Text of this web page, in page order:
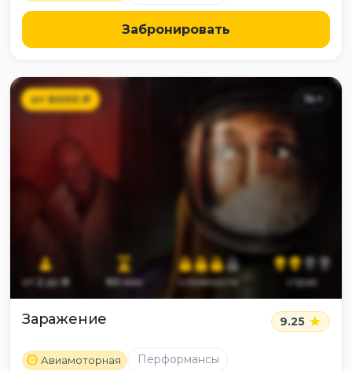
Забронировать
от6000₽ 14+
от 2до8 60мин сложность страх
Заражение 9.25
M Авиамоторная Перформансы